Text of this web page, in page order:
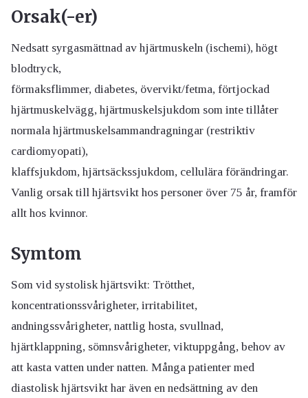
Orsak(-er)
Nedsatt syrgasmättnad av hjärtmuskeln (ischemi), högt
blodtryck,
förmaksflimmer, diabetes, övervikt/fetma, förtjockad
hjärtmuskelvägg, hjärtmuskelsjukdom som inte tillåter
normala hjärtmuskelsammandragningar (restriktiv
cardiomyopati),
klaffsjukdom, hjärtsäckssjukdom, cellulära förändringar.
Vanlig orsak till hjärtsvikt hos personer över 75 år, framför
allt hos kvinnor.
Symtom
Som vid systolisk hjärtsvikt: Trötthet,
koncentrationssvårigheter, irritabilitet,
andningssvårigheter, nattlig hosta, svullnad,
hjärtklappning, sömnsvårigheter, viktuppgång, behov av
att kasta vatten under natten. Många patienter med
diastolisk hjärtsvikt har även en nedsättning av den